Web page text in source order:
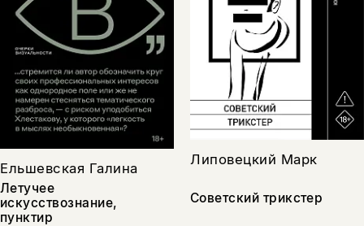
Ельшевская Галина
Летучее
искусствознание,
пунктир
Липовецкий Марк
Советский трикстер